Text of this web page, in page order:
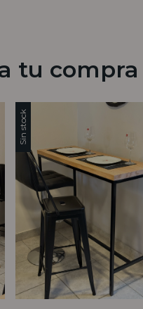
tu compra
Sin stock